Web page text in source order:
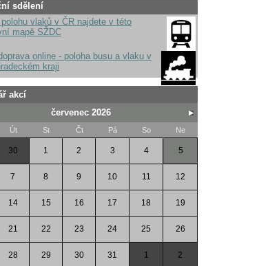
sdělení
vlaků v ČR najdete v této
mapě SŽDC
online - poloha busu a vlaku v
kraji
akcí
červenec 2026
Út St Čt Pá So Ne
30 1 2 3 4 5
7 8 9 10 11 12
14 15 16 17 18 19
21 22 23 24 25 26
28 29 30 31 1 2